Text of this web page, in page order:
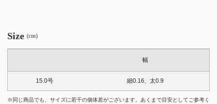
Size (cm)
幅
15.0号 細0.16、太0.9
※同じ商品でも、サイズに若干の個体差がございます。あくまで目安としてご参考く